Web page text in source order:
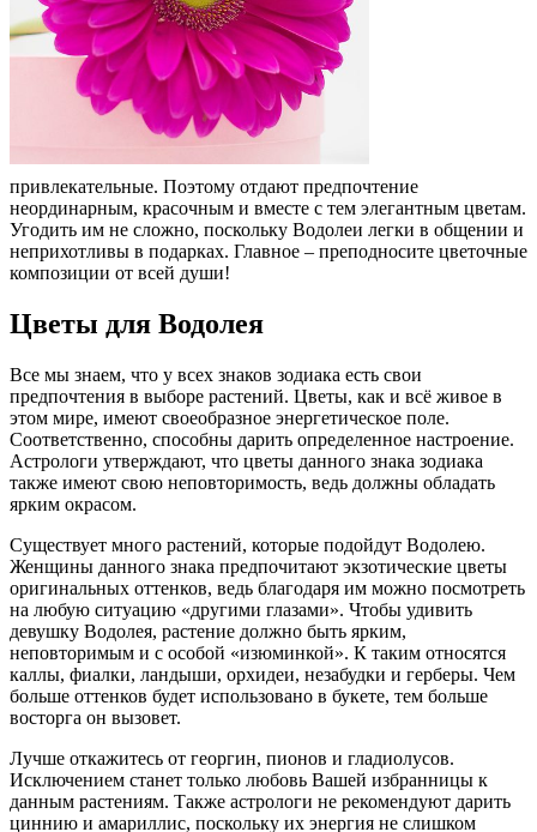
привлекательные. Поэтому отдают предпочтение
неординарным, красочным и вместе с тем элегантным цветам.
Угодить им не сложно, поскольку Водолеи легки в общении и
неприхотливы в подарках. Главное – преподносите цветочные
композиции от всей души!
Цветы для Водолея
Все мы знаем, что у всех знаков зодиака есть свои
предпочтения в выборе растений. Цветы, как и всё живое в
этом мире, имеют своеобразное энергетическое поле.
Соответственно, способны дарить определенное настроение.
Астрологи утверждают, что цветы данного знака зодиака
также имеют свою неповторимость, ведь должны обладать
ярким окрасом.
Существует много растений, которые подойдут Водолею.
Женщины данного знака предпочитают экзотические цветы
оригинальных оттенков, ведь благодаря им можно посмотреть
на любую ситуацию «другими глазами». Чтобы удивить
девушку Водолея, растение должно быть ярким,
неповторимым и с особой «изюминкой». К таким относятся
каллы, фиалки, ландыши, орхидеи, незабудки и герберы. Чем
больше оттенков будет использовано в букете, тем больше
восторга он вызовет.
Лучше откажитесь от георгин, пионов и гладиолусов.
Исключением станет только любовь Вашей избранницы к
данным растениям. Также астрологи не рекомендуют дарить
циннию и амариллис, поскольку их энергия не слишком